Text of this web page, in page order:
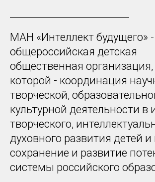
МАН «Интеллект будущего» -
общероссийская детская
общественная организация,
которой - координация
творческой,
культурной деятельности в
творческого,
духовного развития детей
сохранение и развитие
системы российского